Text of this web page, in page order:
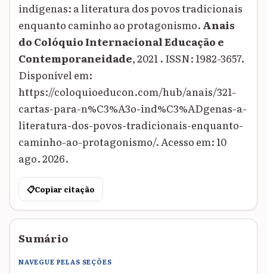
indígenas: a literatura dos povos tradicionais
enquanto caminho ao protagonismo. Anais
do Colóquio Internacional Educação e
Contemporaneidade, 2021 . ISSN: 1982-3657.
Disponível em:
https://coloquioeducon.com/hub/anais/321-
cartas-para-n%C3%A3o-ind%C3%ADgenas-a-
literatura-dos-povos-tradicionais-enquanto-
caminho-ao-protagonismo/. Acesso em: 10
ago. 2026.
📋Copiar citação
Sumário
NAVEGUE PELAS SEÇÕES